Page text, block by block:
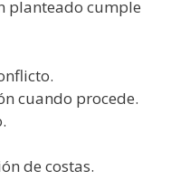
planteado cumple
cuando procede.
de costas.